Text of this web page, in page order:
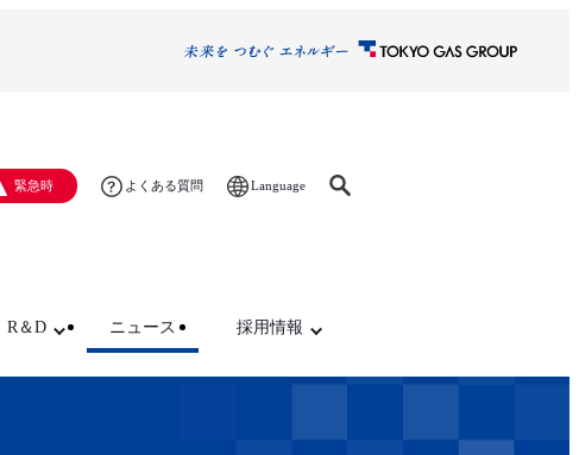
緊急時 よくある質問 Language
R＆D ニュース 採用情報